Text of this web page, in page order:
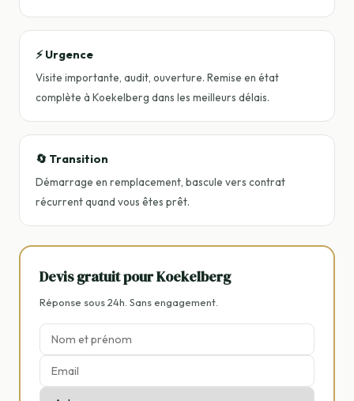
⚡ Urgence
Visite importante, audit, ouverture. Remise en état
complète à Koekelberg dans les meilleurs délais.
🔄 Transition
Démarrage en remplacement, bascule vers contrat
récurrent quand vous êtes prêt.
Devis gratuit pour Koekelberg
Réponse sous 24h. Sans engagement.